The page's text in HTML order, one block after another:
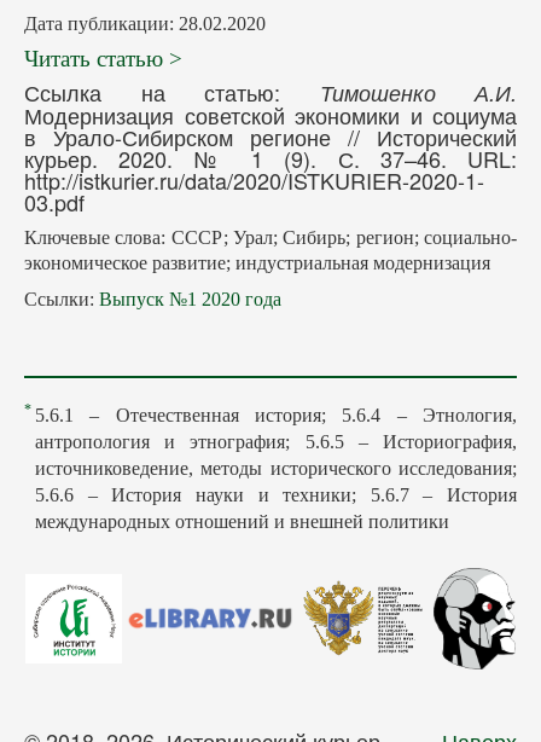
Дата публикации: 28.02.2020
Читать статью >
Ссылка на статью: Тимошенко А.И.
Модернизация советской экономики и социума
в Урало-Сибирском регионе // Исторический
курьер. 2020. № 1 (9). С. 37–46. URL:
http://istkurier.ru/data/2020/ISTKURIER-2020-1-
03.pdf
Ключевые слова: СССР; Урал; Сибирь; регион; социально-
экономическое развитие; индустриальная модернизация
Ссылки: Выпуск №1 2020 года
* 5.6.1 – Отечественная история; 5.6.4 – Этнология,
антропология и этнография; 5.6.5 – Историография,
источниковедение, методы исторического исследования;
5.6.6 – История науки и техники; 5.6.7 – История
международных отношений и внешней политики